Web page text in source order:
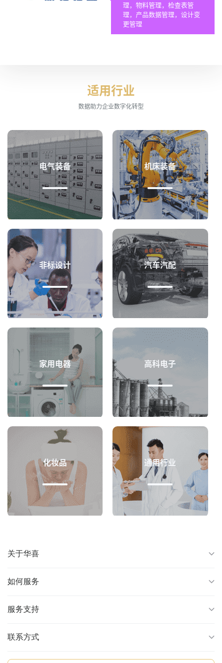
理，物料管理，检查表管
理，产品数据管理，设计变
更管理
适用行业
数据助力企业数字化转型
电气装备 机床装备
非标设计 汽车汽配
家用电器 高科电子
化妆品 通用行业
关于华喜
如何服务
服务支持
联系方式